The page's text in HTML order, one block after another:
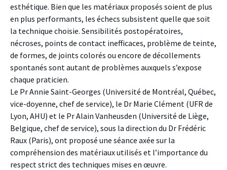
esthétique. Bien que les matériaux proposés soient de plus
en plus performants, les échecs subsistent quelle que soit
la technique choisie. Sensibilités postopératoires,
nécroses, points de contact inefficaces, problème de teinte,
de formes, de joints colorés ou encore de décollements
spontanés sont autant de problèmes auxquels s’expose
chaque praticien.
Le Pr Annie Saint-Georges (Université de Montréal, Québec,
vice-doyenne, chef de service), le Dr Marie Clément (UFR de
Lyon, AHU) et le Pr Alain Vanheusden (Université de Liège,
Belgique, chef de service), sous la direction du Dr Frédéric
Raux (Paris), ont proposé une séance axée sur la
compréhension des matériaux utilisés et l’importance du
respect strict des techniques mises en œuvre.